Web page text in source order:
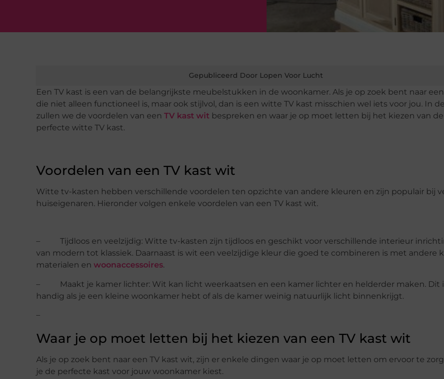
Gepubliceerd Door Lopen Voor Lucht
Een TV kast is een van de belangrijkste meubelstukken in de woonkamer. Als je op zoek bent naar een
die niet alleen functioneel is, maar ook stijlvol, dan is een witte TV kast misschien wel iets voor jou. In
zullen we de voordelen van een TV kast wit bespreken en waar je op moet letten bij het kiezen van de
perfecte witte TV kast.
Voordelen van een TV kast wit
Witte tv-kasten hebben verschillende voordelen ten opzichte van andere kleuren en zijn populair bij
huiseigenaren. Hieronder volgen enkele voordelen van een TV kast wit.
– Tijdloos en veelzijdig: Witte tv-kasten zijn tijdloos en geschikt voor verschillende interieur
van modern tot klassiek. Daarnaast is wit een veelzijdige kleur die goed te combineren is met andere
materialen en woonaccessoires.
– Maakt je kamer lichter: Wit kan licht weerkaatsen en een kamer lichter en helderder maken. Dit
handig als je een kleine woonkamer hebt of als de kamer weinig natuurlijk licht binnenkrijgt.
–
Waar je op moet letten bij het kiezen van een TV kast wit
Als je op zoek bent naar een TV kast wit, zijn er enkele dingen waar je op moet letten om ervoor te
je de perfecte kast voor jouw woonkamer kiest.